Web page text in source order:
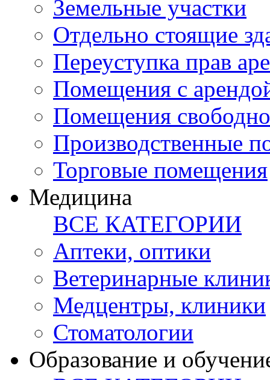
Земельные участки
Отдельно стоящие
Переуступка прав
Помещения с
Помещения
Производственные
Торговые помещения
Медицина
ВСЕ КАТЕГОРИИ
Аптеки, оптики
Ветеринарные
Медцентры, клиники
Стоматологии
Образование и